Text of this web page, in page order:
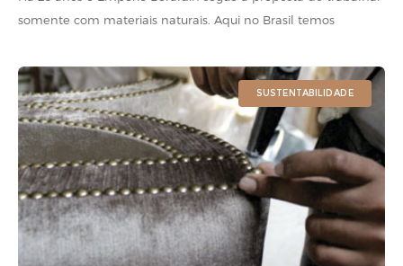
somente com materiais naturais. Aqui no Brasil temos
artesanais pra desenvolver produtos maravilhosos
SUSTENTABILIDADE